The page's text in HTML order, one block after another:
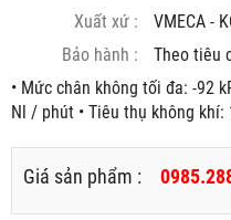
Xuất xứ :
VMECA -
Bảo hành :
Theo tiêu
• Mức chân không tối đa: -92
Nl / phút • Tiêu thụ không
Giá sản phẩm :